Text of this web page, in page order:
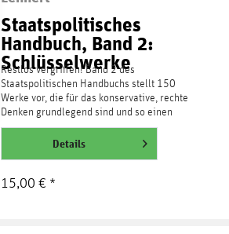
Staatspolitisches
Handbuch, Band 2:
Schlüsselwerke
Restlos vergriffen! Band 2 des
Staatspolitischen Handbuchs stellt 150
Werke vor, die für das konservative, rechte
Denken grundlegend sind und so einen
Kanon bilden. Nicht die...
weiterlesenDetails
15,00 € *